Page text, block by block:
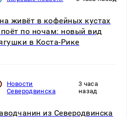
живёт в кофейных кустах
поёт по ночам: новый вид
в Коста-Рике
Новости
Северодвинска
3 часа
назад
из Северодвинска